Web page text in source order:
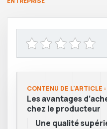
CONTENU DE L'ARTICLE :
Les avantages
chez le producteur
Une qualité